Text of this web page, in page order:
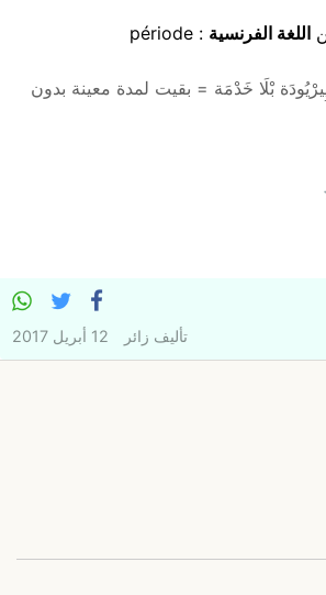
اللغة الفرنسية : période
بْلَا خَدْمَة = بقيت لمدة معينة بدون
تأليف زائر 12 أبريل 2017